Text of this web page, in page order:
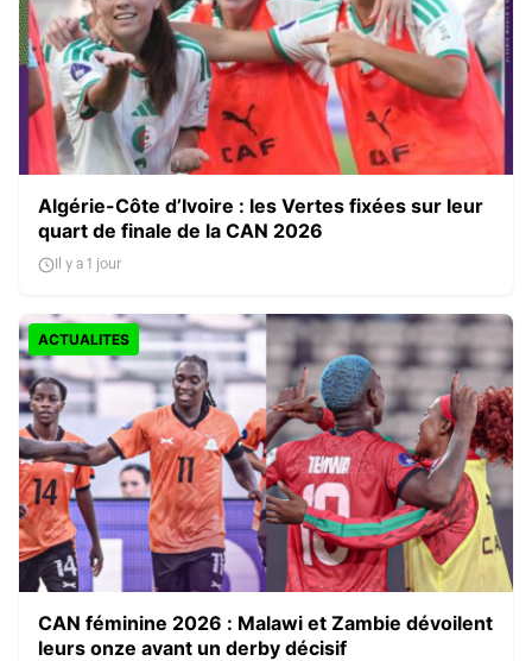
Algérie-Côte d’Ivoire : les Vertes fixées sur leur
quart de finale de la CAN 2026
Il y a 1 jour
ACTUALITES
CAN féminine 2026 : Malawi et Zambie dévoilent
leurs onze avant un derby décisif